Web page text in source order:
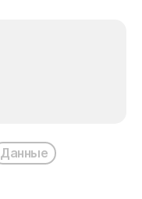
Данные